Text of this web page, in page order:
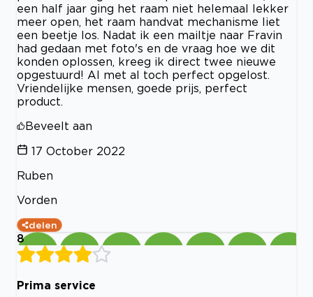
een half jaar ging het raam niet helemaal lekker
meer open, het raam handvat mechanisme liet
een beetje los. Nadat ik een mailtje naar Fravin
had gedaan met foto's en de vraag hoe we dit
konden oplossen, kreeg ik direct twee nieuwe
opgestuurd! Al met al toch perfect opgelost.
Vriendelijke mensen, goede prijs, perfect
product.
Beveelt aan
17 October 2022
Ruben
Vorden
delen
8
Prima service